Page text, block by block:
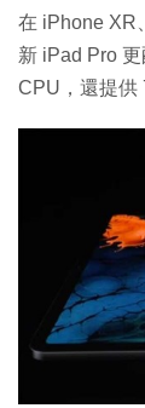
在 iPhone XR
新 iPad Pro
CPU，還提供